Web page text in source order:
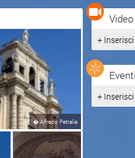
�Alfredo Petralia
Video
+
Eventi
+